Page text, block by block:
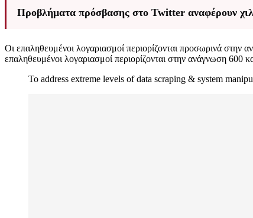
Προβλήματα πρόσβασης στο Twitter αναφέρουν
Οι επαληθευμένοι λογαριασμοί περιορίζονται προσωρινά
επαληθευμένοι λογαριασμοί περιορίζονται στην ανάγνωση 600
To address extreme levels of data scraping & system